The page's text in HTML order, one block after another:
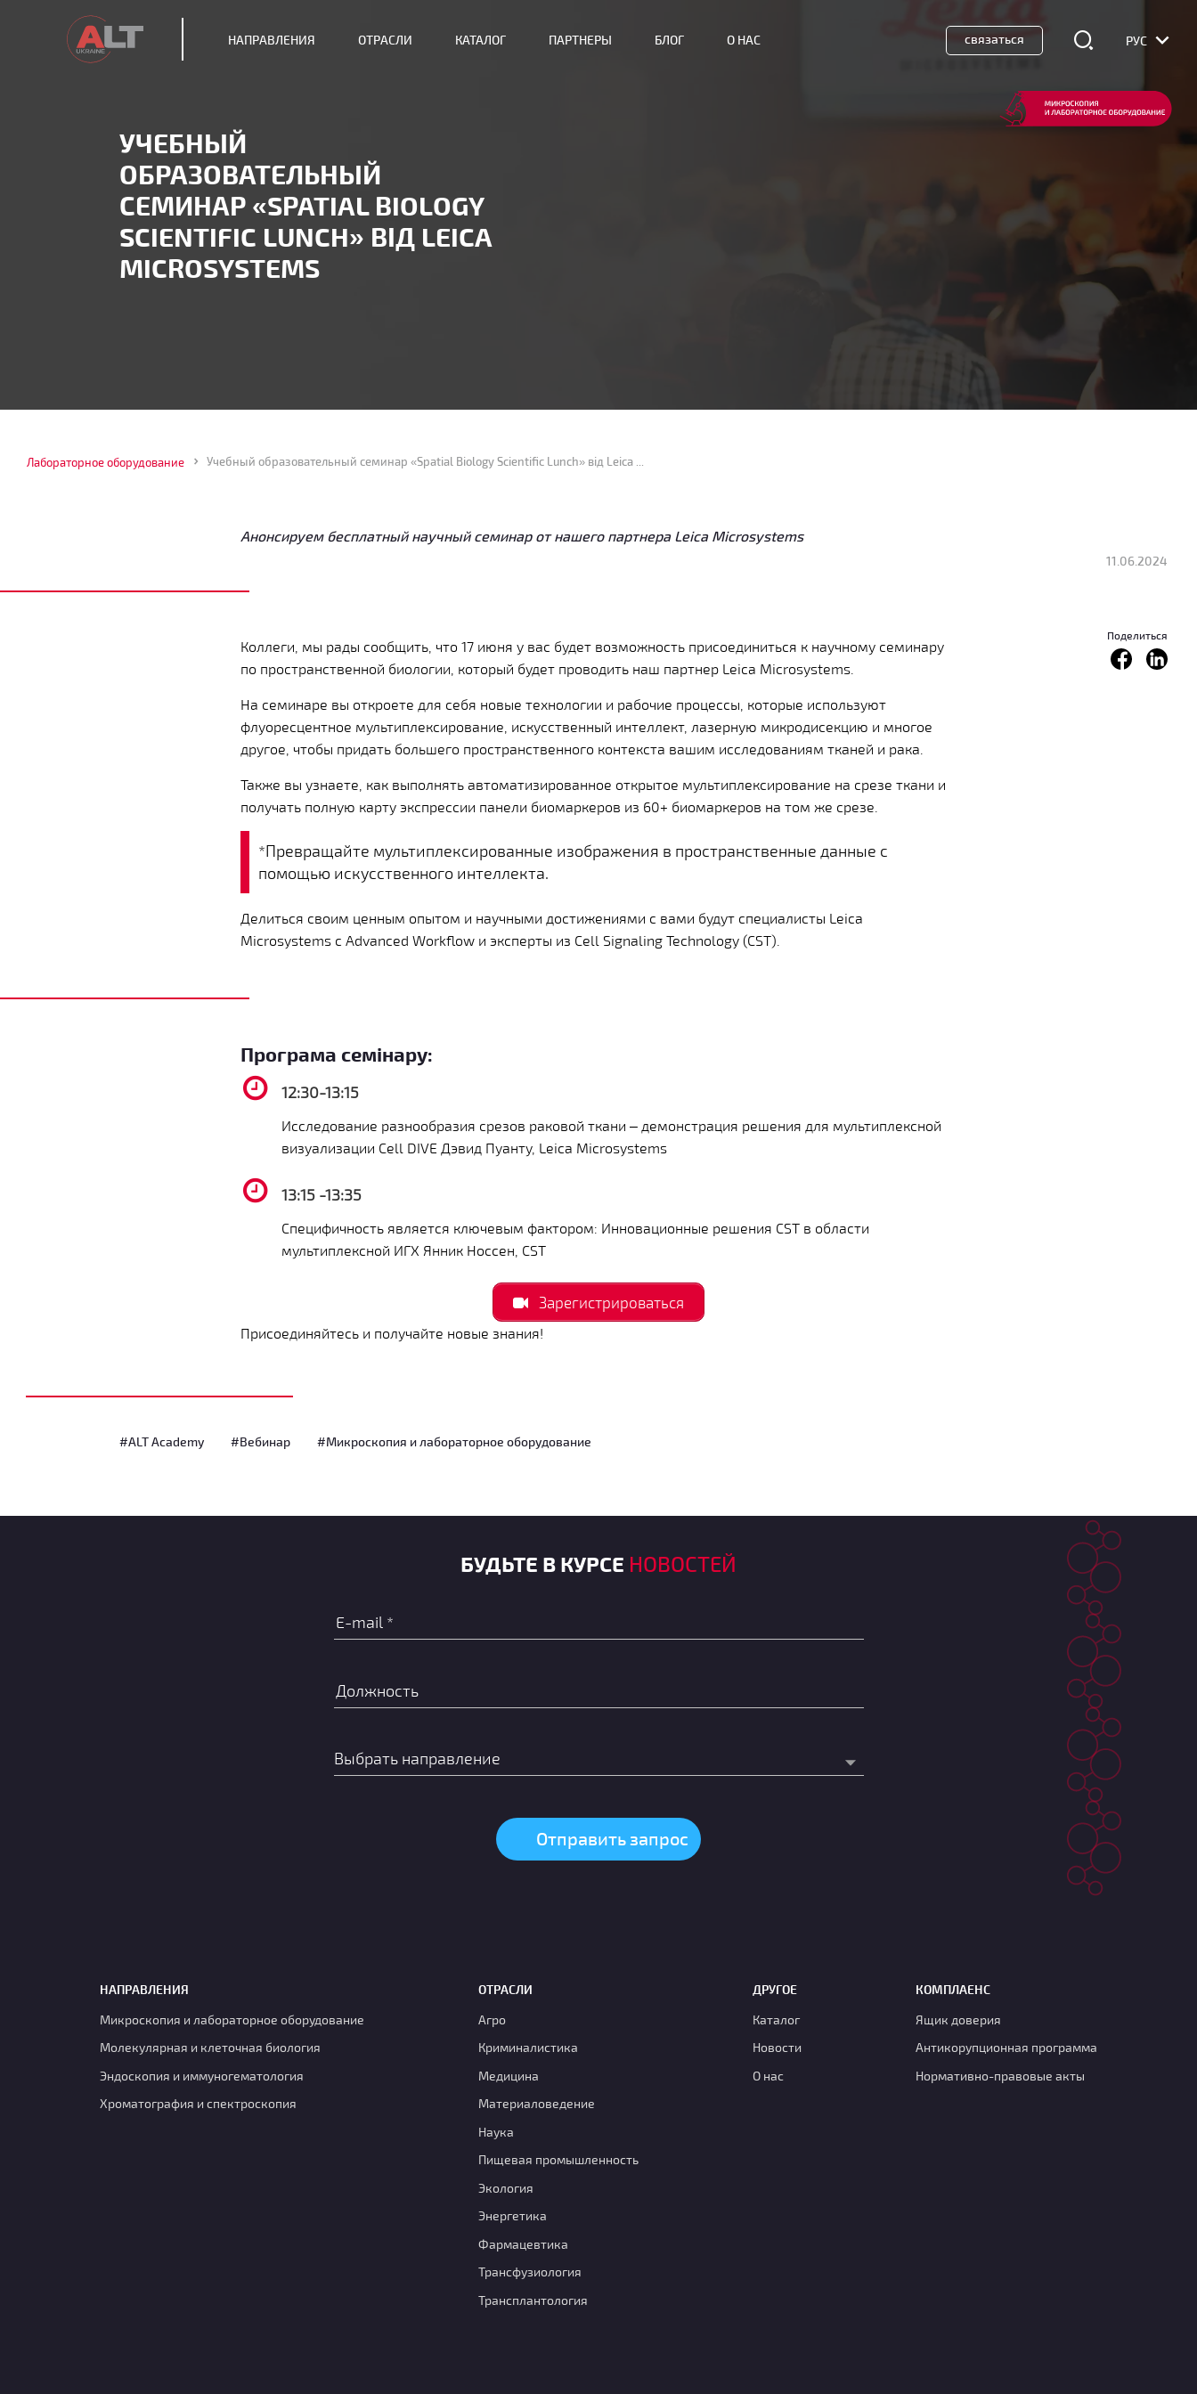
УЧЕБНЫЙ
ОБРАЗОВАТЕЛЬНЫЙ
СЕМИНАР «SPATIAL BIOLOGY
SCIENTIFIC LUNCH» ВІД LEICA
MICROSYSTEMS
НАПРАВЛЕНИЯ ОТРАСЛИ КАТАЛОГ ПАРТНЕРЫ БЛОГ О НАС связаться РУС
Лабораторное оборудование
11.06.2024
Поделиться
Анонсируем бесплатный научный семинар от нашего партнера Leica Microsystems
Коллеги, мы рады сообщить, что 17 июня у вас будет возможность присоединиться к научному семинару
по пространственной биологии, который будет проводить наш партнер Leica Microsystems.
На семинаре вы откроете для себя новые технологии и рабочие процессы, которые используют
флуоресцентное мультиплексирование, искусственный интеллект, лазерную микродисекцию и многое
другое, чтобы придать большего пространственного контекста вашим исследованиям тканей и рака.
Также вы узнаете, как выполнять автоматизированное открытое мультиплексирование на срезе ткани и
получать полную карту экспрессии панели биомаркеров из 60+ биомаркеров на том же срезе.
*Превращайте мультиплексированные изображения в пространственные данные с
помощью искусственного интеллекта.
Делиться своим ценным опытом и научными достижениями с вами будут специалисты Leica
Microsystems с Advanced Workflow и эксперты из Cell Signaling Technology (CST).
Програма семінару:
12:30-13:15
Исследование разнообразия срезов раковой ткани – демонстрация решения для мультиплексной
визуализации Cell DIVE Дэвид Пуанту, Leica Microsystems
13:15 -13:35
Специфичность является ключевым фактором: Инновационные решения CST в области
мультиплексной ИГХ Янник Носсен, CST
Зарегистрироваться
Присоединяйтесь и получайте новые знания!
#ALT Academy #Вебинар #Микроскопия и лабораторное оборудование
БУДЬТЕ В КУРСЕ НОВОСТЕЙ
НАПРАВЛЕНИЯ
Микроскопия и лабораторное оборудование
Молекулярная и клеточная биология
Эндоскопия и иммуногематология
Хроматография и спектроскопия
ОТРАСЛИ
Агро
Криминалистика
Медицина
Материаловедение
Наука
Пищевая промышленность
Экология
Энергетика
Фармацевтика
Транcфузиология
Трансплантология
ДРУГОЕ
Каталог
Новости
О нас
КОМПЛАЕНС
Ящик доверия
Антикорупционная программа
Нормативно-правовые акты